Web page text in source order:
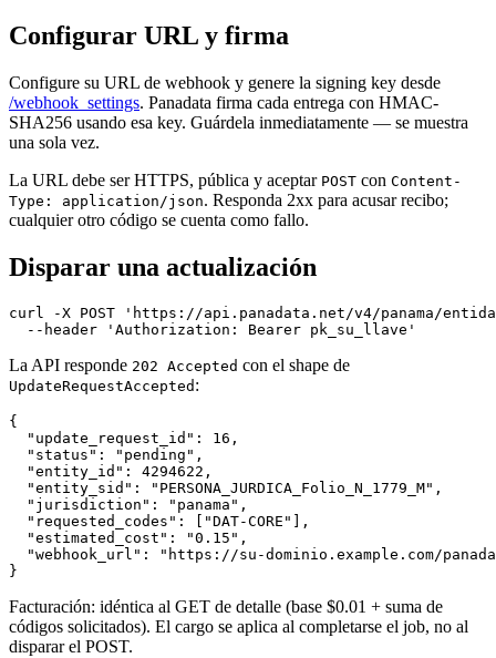
Configurar URL y firma
Configure su URL de webhook y genere la signing key desde
/webhook_settings. Panadata firma cada entrega con HMAC-
SHA256 usando esa key. Guárdela inmediatamente — se muestra
una sola vez.
La URL debe ser HTTPS, pública y aceptar POST con Content-
Type: application/json. Responda 2xx para acusar recibo;
cualquier otro código se cuenta como fallo.
Disparar una actualización
curl -X POST 'https://api.panadata.net/v4/panama/
  --header 'Authorization: Bearer pk_su_llave'
La API responde 202 Accepted con el shape de
UpdateRequestAccepted :
{
  "update_request_id": 16,
  "status": "pending",
  "entity_id": 4294622,
  "entity_sid": "PERSONA_JURDICA_Folio_N_1779_M",
  "jurisdiction": "panama",
  "requested_codes": ["DAT-CORE"],
  "estimated_cost": "0.15",
"webhook_url": "https://su-dominio.example.com/
}
Facturación: idéntica al GET de detalle (base $0.01 + suma de
códigos solicitados). El cargo se aplica al completarse el job, no al
disparar el POST.